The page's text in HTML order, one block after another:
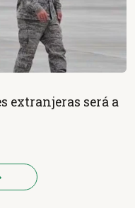
extranjeras será a